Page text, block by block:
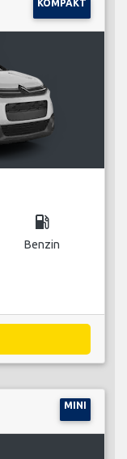
KOMPAKT
local_gas_station
Benzin
MINI